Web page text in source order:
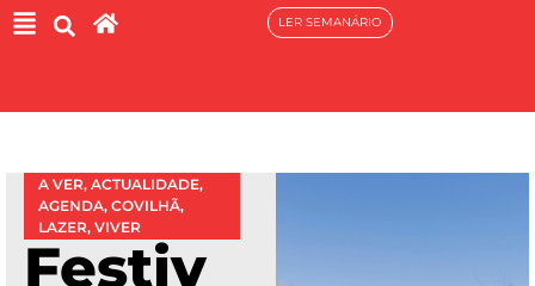
LER SEMANÁRIO
A VER, ACTUALIDADE,
AGENDA, COVILHÃ,
LAZER, VIVER
Festiv